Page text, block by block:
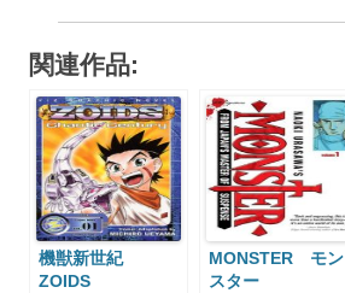
関連作品:
機獣新世紀
ZOIDS
MONSTER モン
スター